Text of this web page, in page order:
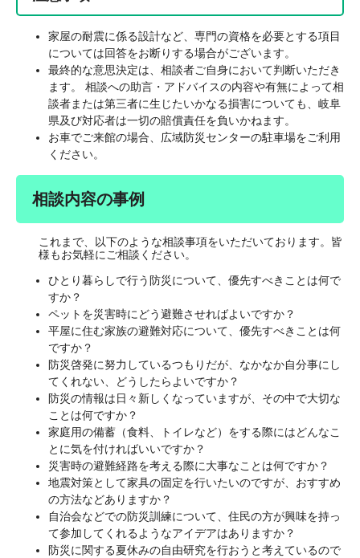
家屋の耐震に係る設計など、専門の資格を必要とする項目
については回答をお断りする場合がございます。
最終的な意思決定は、相談者ご自身において判断いただき
ます。 相談への助言・アドバイスの内容や有無によって相
談者または第三者に生じたいかなる損害についても、岐阜
県及び対応者は一切の賠償責任を負いかねます。
お車でご来館の場合、広域防災センターの駐車場をご利用
ください。
相談内容の事例
これまで、以下のような相談事項をいただいております。皆
様もお気軽にご相談ください。
ひとり暮らしで行う防災について、優先すべきことは何で
すか？
ペットを災害時にどう避難させればよいですか？
平屋に住む家族の避難対応について、優先すべきことは何
ですか？
防災啓発に努力しているつもりだが、なかなか自分事にし
てくれない、どうしたらよいですか？
防災の情報は日々新しくなっていますが、その中で大切な
ことは何ですか？
家庭用の備蓄（食料、トイレなど）をする際にはどんなこ
とに気を付ければいいですか？
災害時の避難経路を考える際に大事なことは何ですか？
地震対策として家具の固定を行いたいのですが、おすすめ
の方法などありますか？
自治会などでの防災訓練について、住民の方が興味を持っ
て参加してくれるようなアイデアはありますか？
防災に関する夏休みの自由研究を行おうと考えているので